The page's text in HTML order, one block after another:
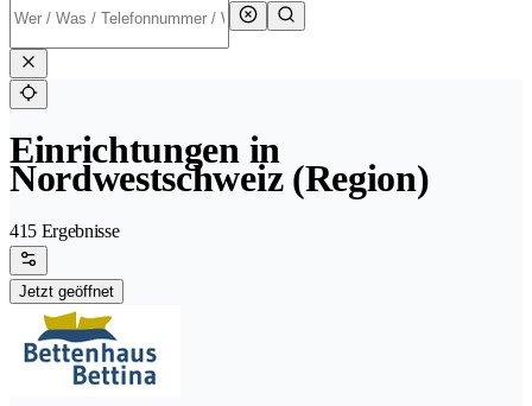
Einrichtungen in
Nordwestschweiz (Region)
415 Ergebnisse
Jetzt geöffnet